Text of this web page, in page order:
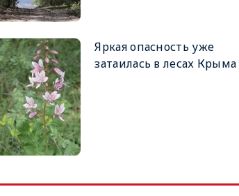
Яркая опасность уже
затаилась в лесах Крыма